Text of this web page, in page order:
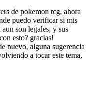
de pokemon tcg, ahora
puedo verificar si mis
son legales, y sus
esto? gracias!
nuevo, alguna sugerencia
a tocar este tema,